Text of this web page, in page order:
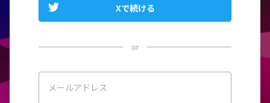
Xで続ける
or
メールアドレス